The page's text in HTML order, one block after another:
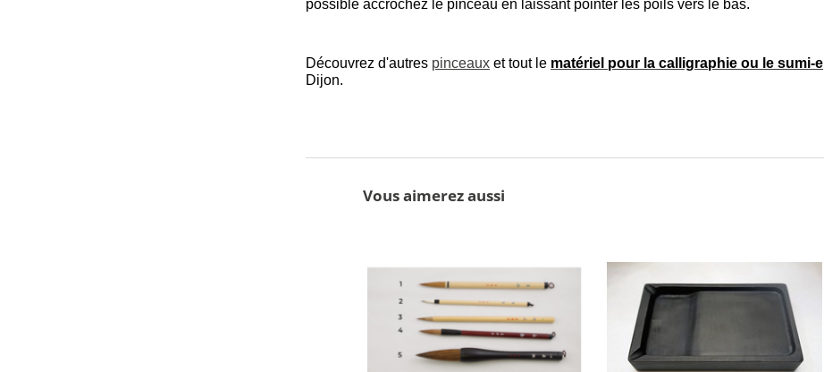
possible accrochez le pinceau en laissant pointer les poils vers le bas.
Découvrez d'autres pinceaux et tout le matériel pour la calligraphie ou le sumi-e
Dijon.
Vous aimerez aussi